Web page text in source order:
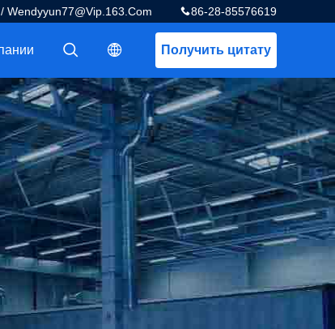
86-28-85576619
Wendyyun77@vip.163.com
Получить цитату
描述
描述